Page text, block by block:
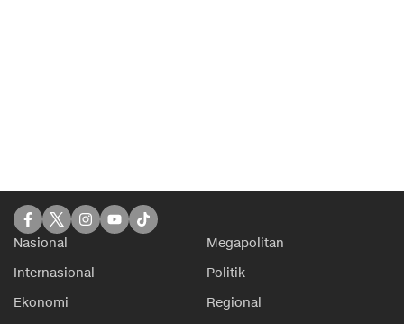
Nasional
Megapolitan
Internasional
Politik
Ekonomi
Regional